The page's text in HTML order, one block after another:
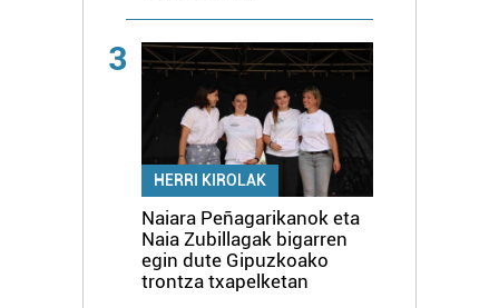
3
HERRI KIROLAK
Naiara Peñagarikanok eta
Naia Zubillagak bigarren
egin dute Gipuzkoako
trontza txapelketan